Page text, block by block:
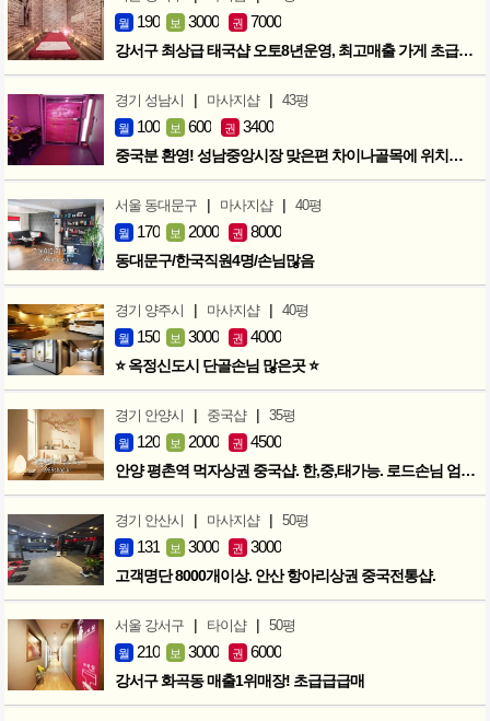
월 190 보 3000 권 7000
강서구 최상급 태국샵 오토8년운영, 최고매출 가게 초급매!!!
경기 성남시 | 마사지샵 | 43평
월 100 보 600 권 3400
중국분 환영! 성남중앙시장 맞은편 차이나골목에 위치한 마사지샵
서울 동대문구 | 마사지샵 | 40평
월 170 보 2000 권 8000
동대문구/한국직원4명/손님많음
경기 양주시 | 마사지샵 | 40평
월 150 보 3000 권 4000
⭐ 옥정신도시 단골손님 많은곳 ⭐
경기 안양시 | 중국샵 | 35평
월 120 보 2000 권 4500
안양 평촌역 먹자상권 중국샵. 한,중,태가능. 로드손님 엄청많아요!
경기 안산시 | 마사지샵 | 50평
월 131 보 3000 권 3000
고객명단 8000개이상. 안산 항아리상권 중국전통샵.
서울 강서구 | 타이샵 | 50평
월 210 보 3000 권 6000
강서구 화곡동 매출1위매장! 초급급급매